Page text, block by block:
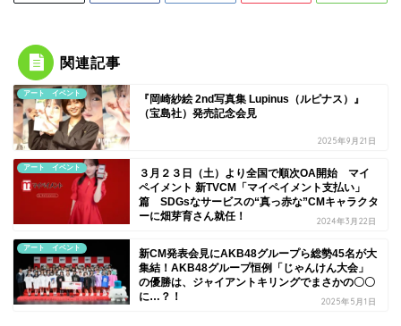
関連記事
アート イベント
『岡崎紗絵 2nd写真集 Lupinus（ルピナス）』
（宝島社）発売記念会見
2025年9月21日
アート イベント
３月２３日（土）より全国で順次OA開始 マイ
ペイメント 新TVCM「マイペイメント支払い」
篇 SDGsなサービスの“真っ赤な”CMキャラクタ
ーに畑芽育さん就任！
2024年3月22日
アート イベント
新CM発表会見にAKB48グループら総勢45名が大
集結！AKB48グループ恒例「じゃんけん大会」
の優勝は、ジャイアントキリングでまさかの〇〇
に…？！
2025年5月1日